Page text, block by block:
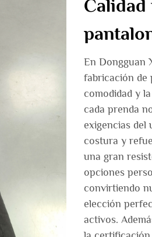
Calidad
En Dongguan
fabricación de
comodidad y
cada prenda
exigencias del
costura y
una gran
opciones
convirtiendo
elección
activos.